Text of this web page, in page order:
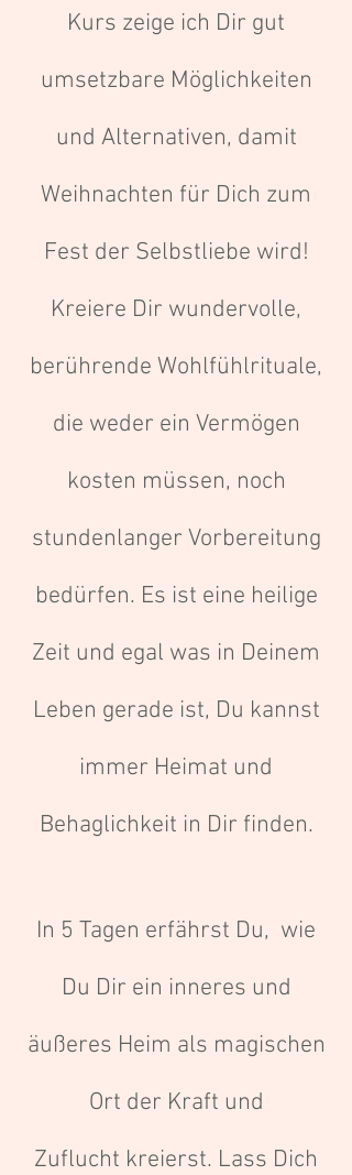
Kurs zeige ich Dir gut
umsetzbare Möglichkeiten
und Alternativen, damit
Weihnachten für Dich zum
Fest der Selbstliebe wird!
Kreiere Dir wundervolle,
berührende Wohlfühlrituale,
die weder ein Vermögen
kosten müssen, noch
stundenlanger Vorbereitung
bedürfen. Es ist eine heilige
Zeit und egal was in Deinem
Leben gerade ist, Du kannst
immer Heimat und
Behaglichkeit in Dir finden.
In 5 Tagen erfährst Du, wie
Du Dir ein inneres und
äußeres Heim als magischen
Ort der Kraft und
Zuflucht kreierst. Lass Dich